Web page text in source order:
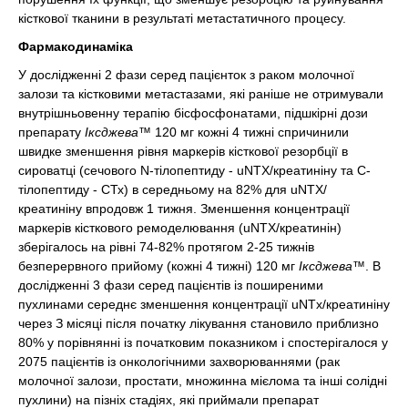
кісткової тканини в результаті метастатичного процесу.
Фармакодинаміка
У дослідженні 2 фази серед пацієнток з раком молочної
залози та кістковими метастазами, які раніше не отримували
внутрішньовенну терапію бісфосфонатами, підшкірні дози
препарату Іксджева™ 120 мг кожні 4 тижні спричинили
швидке зменшення рівня маркерів кісткової резорбції в
сироватці (сечового N-тілопептиду - uNTX/креатиніну та С-
тілопептиду - СТх) в середньому на 82% для uNTX/
креатиніну впродовж 1 тижня. Зменшення концентрації
маркерів кісткового ремоделювання (uNTX/креатинін)
зберігалось на рівні 74-82% протягом 2-25 тижнів
безперервного прийому (кожні 4 тижні) 120 мг Іксджева™ . В
дослідженні 3 фази серед пацієнтів із поширеними
пухлинами середнє зменшення концентрації uNTx/креатиніну
через З місяці після початку лікування становило приблизно
80% у порівнянні із початковим показником і спостерігалося у
2075 пацієнтів із онкологічними захворюваннями (рак
молочної залози, простати, множинна мієлома та інші солідні
пухлини) на пізніх стадіях, які приймали препарат